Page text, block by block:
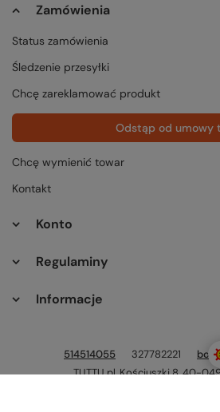
Zamówienia
Status zamówienia
Śledzenie przesyłki
Chcę zareklamować produkt
Odstąp od umowy
Chcę wymienić towar
Kontakt
Konto
Regulaminy
Informacje
514514055 327782221
TUTTU.pl,Kościuszki 8,40-